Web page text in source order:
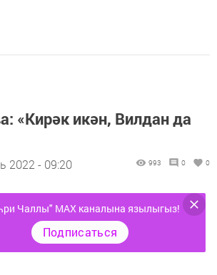
«Кирәк икән, Вилдан да
2022 - 09:20 993 0 0
илдәге вәзгыятькә үз фикерен
Чаллы" MAX каналына язылыгыз!
Подписаться